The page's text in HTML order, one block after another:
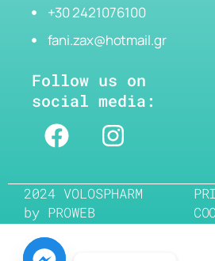
+30 2421076100
fani.zax@hotmail.gr
Follow us on
social media:
2024 VOLOSPHARM
by PROWEB